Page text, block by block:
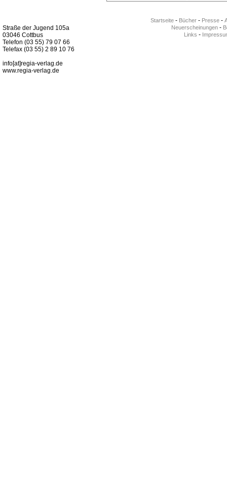
Straße der Jugend 105a
03046 Cottbus
Telefon (03 55) 79 07 66
Telefax (03 55) 2 89 10 76
info[at]regia-verlag.de
www.regia-verlag.de
Startseite - Bücher - Presse -
Neuerscheinungen-
Links -